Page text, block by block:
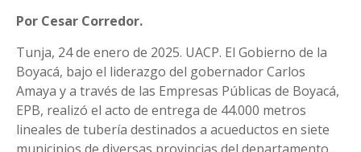
Por Cesar Corredor.
Tunja, 24 de enero de 2025. UACP. El Gobierno de la
Boyacá, bajo el liderazgo del gobernador Carlos
Amaya y a través de las Empresas Públicas de Boyacá,
EPB, realizó el acto de entrega de 44.000 metros
lineales de tubería destinados a acueductos en siete